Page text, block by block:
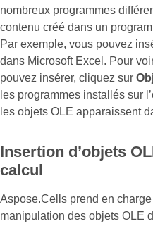
nombreux programmes
contenu créé dans un
Par exemple, vous pouvez
dans Microsoft Excel. Pour
pouvez insérer, cliquez sur
les programmes installés sur
les objets OLE apparaissent
Insertion d’objets
calcul
Aspose.Cells prend en charge
manipulation des objets OLE